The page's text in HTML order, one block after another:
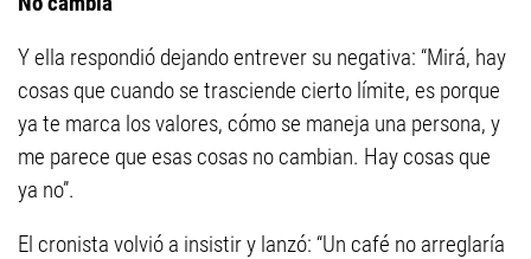
Y ella respondió dejando entrever su negativa: “Mirá, hay
cosas que cuando se trasciende cierto límite, es porque
ya te marca los valores, cómo se maneja una persona, y
me parece que esas cosas no cambian. Hay cosas que
ya no”.
El cronista volvió a insistir y lanzó: “Un café no arreglaría